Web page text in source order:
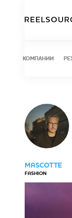
КОМПАНИИ
MASCOTTE
FASHION